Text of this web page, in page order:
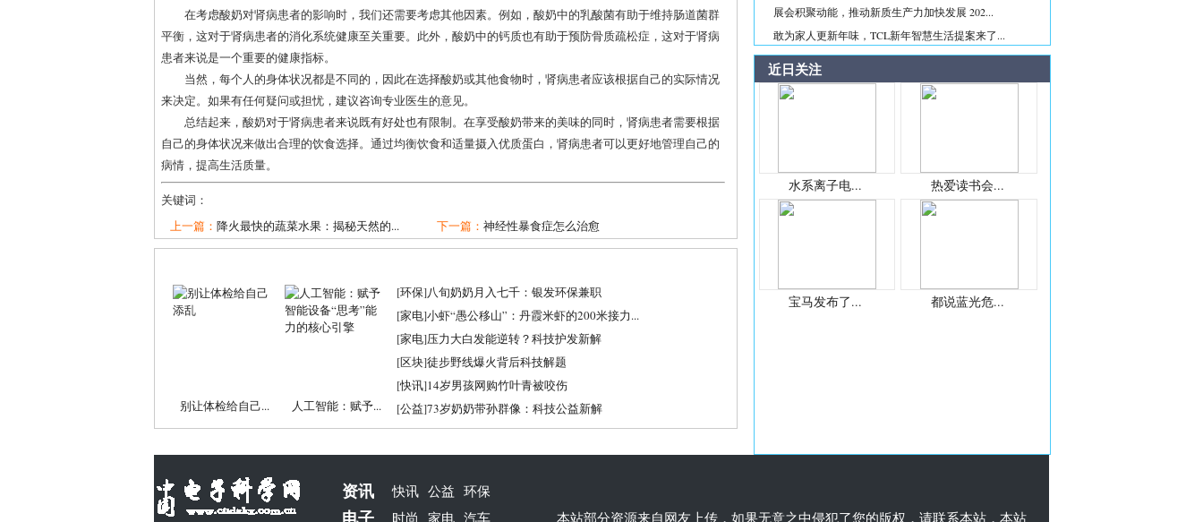
在考虑酸奶对肾病患者的影响时，我们还需要考虑其他因素。例如，酸奶中的乳酸菌有助于维持肠道菌群
平衡，这对于肾病患者的消化系统健康至关重要。此外，酸奶中的钙质也有助于预防骨质疏松症，这对于肾病
患者来说是一个重要的健康指标。
当然，每个人的身体状况都是不同的，因此在选择酸奶或其他食物时，肾病患者应该根据自己的实际情况
来决定。如果有任何疑问或担忧，建议咨询专业医生的意见。
总结起来，酸奶对于肾病患者来说既有好处也有限制。在享受酸奶带来的美味的同时，肾病患者需要根据
自己的身体状况来做出合理的饮食选择。通过均衡饮食和适量摄入优质蛋白，肾病患者可以更好地管理自己的
病情，提高生活质量。
关键词：
上一篇： 降火最快的蔬菜水果：揭秘天然的... 下一篇： 神经性暴食症怎么治愈
别让体检给自己... 人工智能：赋予...
[环保]八旬奶奶月入七千：银发环保兼职
[家电]小虾“愚公移山”：丹霞米虾的200米接力...
[家电]压力大白发能逆转？科技护发新解
[区块]徒步野线爆火背后科技解题
[快讯]14岁男孩网购竹叶青被咬伤
[公益]73岁奶奶带孙群像：科技公益新解
展会积聚动能，推动新质生产力加快发展 202...
敢为家人更新年味，TCL新年智慧生活提案来了...
近日关注
水系离子电... 热爱读书会...
宝马发布了... 都说蓝光危...
资讯 快讯 公益 环保
时尚 家电 汽车 本站部分资源来自网友上传，如果无意之中侵犯了您的版权，请联系本站，本站